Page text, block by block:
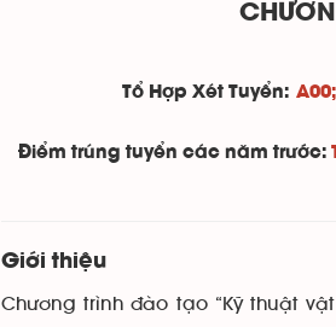
Tổ Hợp Xét Tuyển:
Điểm trúng tuyển các năm trước:
Giới thiệu
Chương trình đào tạo “Kỹ thuật